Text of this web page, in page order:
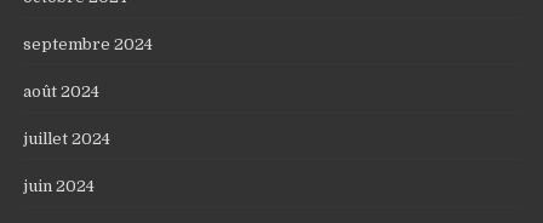
septembre 2024
août 2024
juillet 2024
juin 2024